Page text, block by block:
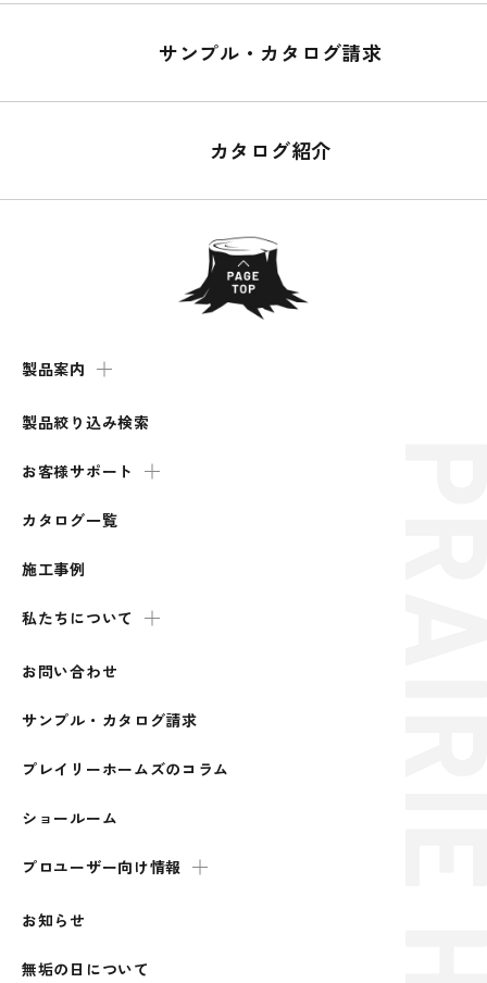
サンプル・カタログ請求
カタログ紹介
製品案内
製品絞り込み検索
お客様サポート
カタログ一覧
施工事例
私たちについて
お問い合わせ
サンプル・カタログ請求
プレイリーホームズのコラム
ショールーム
プロユーザー向け情報
お知らせ
無垢の日について